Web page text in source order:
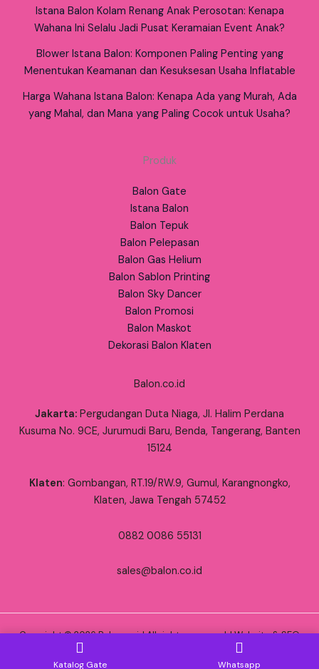
Istana Balon Kolam Renang Anak Perosotan: Kenapa
Wahana Ini Selalu Jadi Pusat Keramaian Event Anak?
Blower Istana Balon: Komponen Paling Penting yang
Menentukan Keamanan dan Kesuksesan Usaha Inflatable
Harga Wahana Istana Balon: Kenapa Ada yang Murah, Ada
yang Mahal, dan Mana yang Paling Cocok untuk Usaha?
Produk
Balon Gate
Istana Balon
Balon Tepuk
Balon Pelepasan
Balon Gas Helium
Balon Sablon Printing
Balon Sky Dancer
Balon Promosi
Balon Maskot
Dekorasi Balon Klaten
Balon.co.id
Jakarta: Pergudangan Duta Niaga, Jl. Halim Perdana
Kusuma No. 9CE, Jurumudi Baru, Benda, Tangerang, Banten
15124
Klaten: Gombangan, RT.19/RW.9, Gumul, Karangnongko,
Klaten, Jawa Tengah 57452
0882 0086 55131
sales@balon.co.id
Copyright © 2026 Balon.co.id All rights reserved. | Website & SEO
Katalog Gate Whatsapp